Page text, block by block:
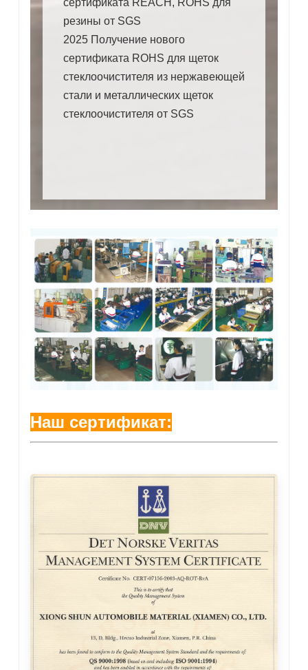
сертификата REACH, ROHS для
резины от SGS
2025 Получение нового
сертификата ROHS для щеток
стеклоочистителя из нержавеющей
стали и металлических щеток
стеклоочистителя от SGS
Наш сертификат: